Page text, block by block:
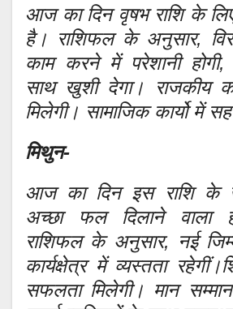
आज का दिन वृषभ राशि के
है। राशिफल के अनुसार,
काम करने में परेशानी होगी,
साथ खुशी देगा। राजकीय
मिलेगी। सामाजिक कार्यो में
मिथुन-
आज का दिन इस राशि के
अच्छा फल दिलाने वाला
राशिफल के अनुसार, नई
कार्यक्षेत्र में व्यस्तता
सफलता मिलेगी। मान सम्मान